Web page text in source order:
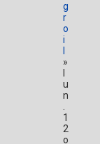
g
r
o
i
»
u
n
1
2
o